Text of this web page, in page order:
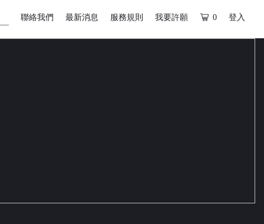
登入
0
我要許願
服務規則
最新消息
聯絡我們